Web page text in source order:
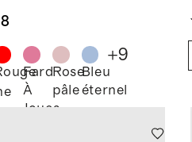
Fard
À
Joues
Rose
pâle
Bleu
éternel
+9